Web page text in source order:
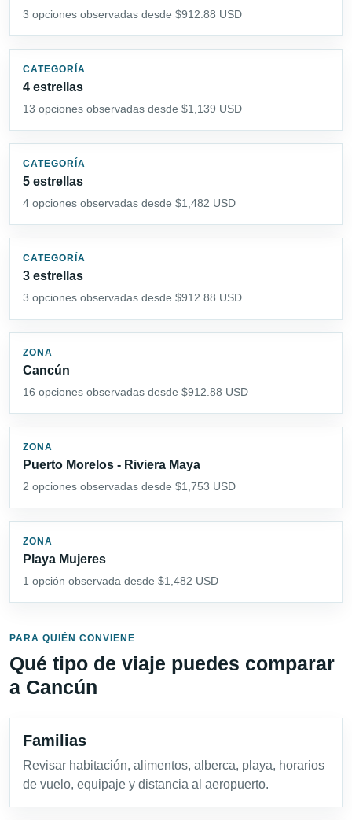
3 opciones observadas desde $912.88 USD
CATEGORÍA
4 estrellas
13 opciones observadas desde $1,139 USD
CATEGORÍA
5 estrellas
4 opciones observadas desde $1,482 USD
CATEGORÍA
3 estrellas
3 opciones observadas desde $912.88 USD
ZONA
Cancún
16 opciones observadas desde $912.88 USD
ZONA
Puerto Morelos - Riviera Maya
2 opciones observadas desde $1,753 USD
ZONA
Playa Mujeres
1 opción observada desde $1,482 USD
PARA QUIÉN CONVIENE
Qué tipo de viaje puedes comparar
a Cancún
Familias
Revisar habitación, alimentos, alberca, playa, horarios
de vuelo, equipaje y distancia al aeropuerto.